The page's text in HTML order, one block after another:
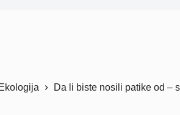
Ekologija Da li biste nosili patike od –